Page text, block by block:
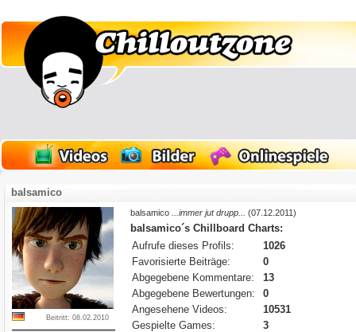
balsamico
Beitritt: 08.02.2010
balsamico ...immer jut drupp... (07.12.2011)
balsamico´s Chillboard Charts:
Aufrufe dieses Profils:
1026
Favorisierte Beiträge:
0
Abgegebene Kommentare:
13
Abgegebene Bewertungen:
0
Angesehene Videos:
10531
Gespielte Games:
3